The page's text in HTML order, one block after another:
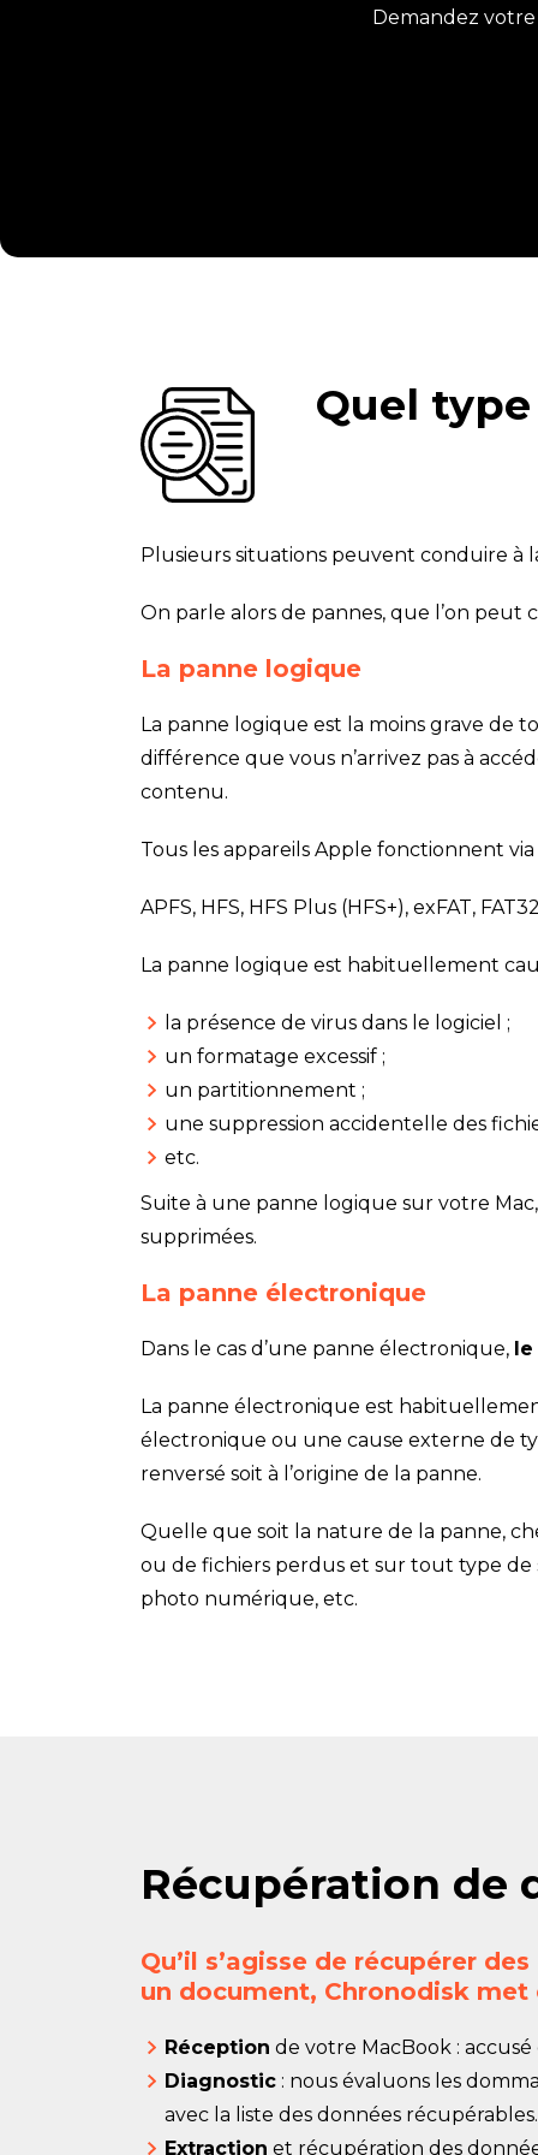
Demandez
Quel
Plusieurs situations peuvent conduire à
On parle alors de pannes, que l’on
La panne logique
La panne logique est la moins grave de
différence que vous n’arrivez pas à
contenu.
Tous les appareils Apple fonctionnent
APFS, HFS, HFS Plus (HFS+), exFAT,
La panne logique est habituellement
la présence de virus dans le logiciel ;
un formatage excessif ;
un partitionnement ;
une suppression accidentelle des
etc.
Suite à une panne logique sur votre
supprimées.
La panne électronique
Dans le cas d’une panne électronique, le
La panne électronique est
électronique ou une cause externe de
renversé soit à l’origine de la panne.
Quelle que soit la nature de la panne,
ou de fichiers perdus et sur tout type de
photo numérique, etc.
Récupération de
Qu’il s’agisse de récupérer
un document, Chronodisk met
Réception de votre MacBook :
Diagnostic : nous évaluons les
avec la liste des données récupérables.
Extraction et récupération des